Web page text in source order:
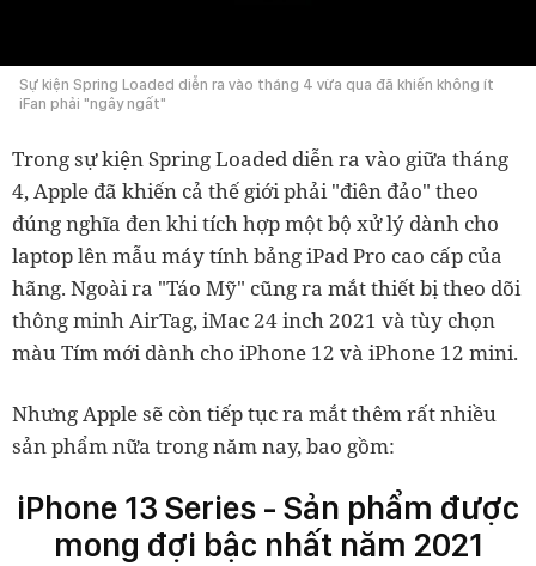
Sự kiện Spring Loaded diễn ra vào tháng 4 vừa qua đã khiến không ít
iFan phải "ngây ngất"
Trong sự kiện Spring Loaded diễn ra vào giữa tháng
4, Apple đã khiến cả thế giới phải "điên đảo" theo
đúng nghĩa đen khi tích hợp một bộ xử lý dành cho
laptop lên mẫu máy tính bảng iPad Pro cao cấp của
hãng. Ngoài ra "Táo Mỹ" cũng ra mắt thiết bị theo dõi
thông minh AirTag, iMac 24 inch 2021 và tùy chọn
màu Tím mới dành cho iPhone 12 và iPhone 12 mini.
Nhưng Apple sẽ còn tiếp tục ra mắt thêm rất nhiều
sản phẩm nữa trong năm nay, bao gồm:
iPhone 13 Series - Sản phẩm được
mong đợi bậc nhất năm 2021